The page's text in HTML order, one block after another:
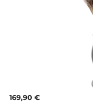
169,90 €